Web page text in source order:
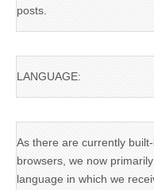
posts.
LANGUAGE:
As there are currently
browsers, we now
language in which we